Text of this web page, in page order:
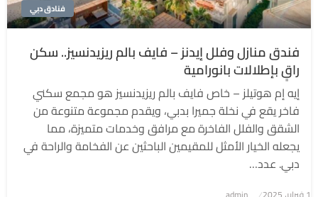
فنادق دبي
فندق منازل وفلل إيدنز – فايف بالم ريزيدنسيز.. سكن
راقٍ بإطلالات بانورامية
إيه إم هوتيلز – خاص فايف بالم ريزيدنسيز هو مجمع سكني
فاخر يقع في نخلة جميرا بدبي، ويقدم مجموعة متنوعة من
الشقق والفلل الفاخرة مع مرافق وخدمات متميزة، مما
يجعله الخيار الأمثل للمقيمين الباحثين عن الفخامة والراحة في
دبي. عدد…
نُشر